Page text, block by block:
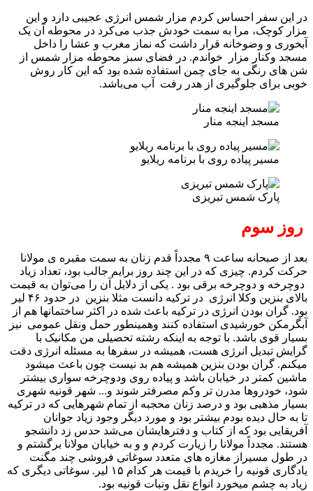
در این سفر احساس کردم مزار شمس انرژی عجیبی دارد و این
مزار کوچک، مرا به سمت خودش جذب می‌کرد در محوطه آن یک
آبخوری و وضوخانه قرار داشت که نماز مغرب و عشا را داخل
مسجد وکنار مزار خواندم. در فضای سبز محوطه مزار شمس از
شن های رنگی به جای چمن استفاده شده بود که این کار روش
خوبی برای جلوگیری از هدر رفت آب می‌باشد.
مسجد اینجه منار
مسیر پیاده روی با برنامه ریلایو
پارک شمس تبریزی
روز سوم
بعد از صبحانه ساعت ۹ مجدداً قدم زنان به سمت مقبره ی مولانا
حرکت کردم. چیزی که در این چند روز برایم جالب بود، تعداد زیاد
دوچرخه و دوچرخه برقی بود . یکی از دلایل آن را می‌توان به قیمت
بالای بنزین وکلا انرژی در ترکیه دانست مثلا بنزین در حدود ۴۶ لیر
بود. گران بودن انرژی در ترکیه باعث شده در اکثر ساختمانها هم از
آبگرمکن خورشیدی استفاده کنند وهمینطور حمل ونقل عمومی نیز
بسیار قوی باشد. با توجه به اینکه رشته تحصیلی من مکانیک با
گرایش تبدیل انرژی هست، همیشه در سفرها به مسئله انرژی دقت
میکنم. گران بودن بنزین همیشه هم بد نیست چون باعث میشود
ماشین کمتر در خیابان باشد و پیاده روی ودوچرخه سواری بیشتر
شود، خودروها مدرن تر وکم مصرفتر شوند و... شهر قونیه شهری
بسیار مذهبی بود و درصد زنان محجبه از تمام شهرهایی که در ترکیه
تا به حال دیده بودم بیشتر بود و مورد دیگر وجود زیاد جوانان
آفریقایی بود که از کتاب و دفترهایشان می‌شد حدس زد دانشجو
هستند. مجدداً مولانا را زیارت کردم و و به خیابان مولانا برگشتم و
در طول مسیراز مغازه های متعدد سوغاتی فروشی چند مگنت
یادگاری قونیه را خریدم با قیمت هر کدام ۱۵ لیر. سوغاتی دیگری که
زیاد به چشم میخورد انواع نقل ونبات قونیه بود.